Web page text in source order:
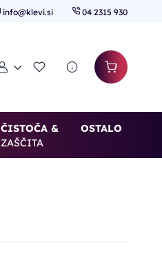
info@klevi.si 04 2315 930
Moj računSeznam želja
ČISTOČA &
ZAŠČITA
OSTALO